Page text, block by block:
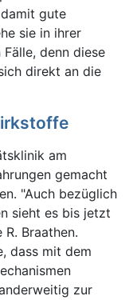
gute
sie in ihrer
denn diese
direkt an die
am
gemacht
"Auch bezüglich
sieht es bis jetzt
Braathen.
dass mit dem
zur